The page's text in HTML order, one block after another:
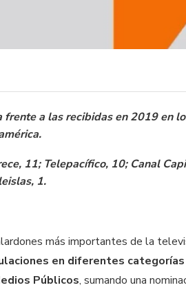
a las recibidas en 2019 en
11; Telepacífico, 10; Canal
1.
más importantes de la
en diferentes categorías
Públicos, sumando una